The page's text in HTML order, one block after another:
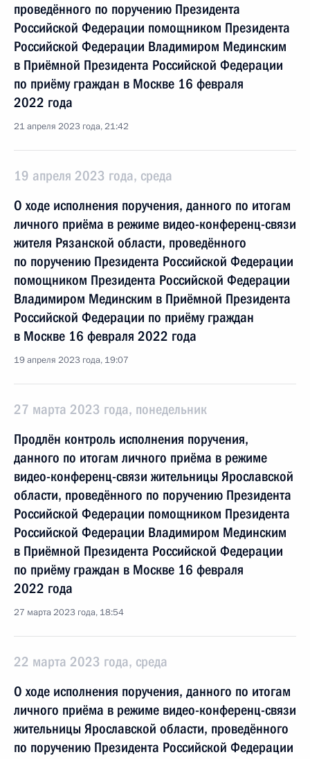
проведённого по поручению Президента
Российской Федерации помощником Президента
Российской Федерации Владимиром Мединским
в Приёмной Президента Российской Федерации
по приёму граждан в Москве 16 февраля
2022 года
21 апреля 2023 года, 21:42
19 апреля 2023 года, среда
О ходе исполнения поручения, данного по итогам
личного приёма в режиме видео-конференц-связи
жителя Рязанской области, проведённого
по поручению Президента Российской Федерации
помощником Президента Российской Федерации
Владимиром Мединским в Приёмной Президента
Российской Федерации по приёму граждан
в Москве 16 февраля 2022 года
19 апреля 2023 года, 19:07
27 марта 2023 года, понедельник
Продлён контроль исполнения поручения,
данного по итогам личного приёма в режиме
видео-конференц-связи жительницы Ярославской
области, проведённого по поручению Президента
Российской Федерации помощником Президента
Российской Федерации Владимиром Мединским
в Приёмной Президента Российской Федерации
по приёму граждан в Москве 16 февраля
2022 года
27 марта 2023 года, 18:54
22 марта 2023 года, среда
О ходе исполнения поручения, данного по итогам
личного приёма в режиме видео-конференц-связи
жительницы Ярославской области, проведённого
по поручению Президента Российской Федерации